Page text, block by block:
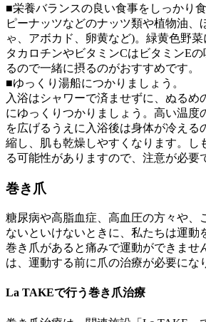
■栄養バランスの良い食事をしっかり
ピーナッツなどのナッツ類や植物油、
ゃ、アボカド、卵黄など)。緑黄色野
タカロチンやビタミンCはビタミンE
るので一緒に摂るのがおすすめです。
■ゆっくり湯船につかりましょう。
入浴はシャワーで済ませずに、ぬるめ
にゆっくりつかりましょう。高い温度
を広げるうえに入浴後は身体が冷える
縮し、肌も乾燥しやすくなります。し
る可能性がありますので、注意が必要
巻き爪
糖尿病や高脂血症、高血圧の方々や、
ないといけないときに、私たちは運動
巻き爪があると痛みで運動ができませ
は、運動する前に爪の治療が必要にな
La TAKEで行う巻き爪治療